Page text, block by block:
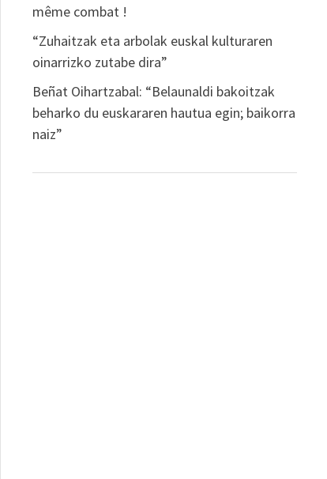
même combat !
“Zuhaitzak eta arbolak euskal kulturaren
oinarrizko zutabe dira”
Beñat Oihartzabal: “Belaunaldi bakoitzak
beharko du euskararen hautua egin; baikorra
naiz”